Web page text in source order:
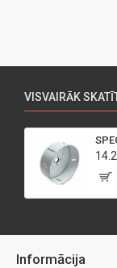
VISVAIRĀK
Informācija